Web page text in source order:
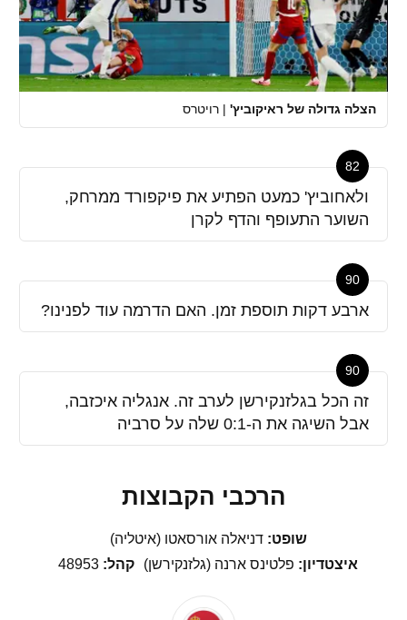
הצלה גדולה של ראיקוביץ' | רויטרס
82
ולאחוביץ' כמעט הפתיע את פיקפורד ממרחק,
השוער התעופף והדף לקרן
90
ארבע דקות תוספת זמן. האם הדרמה עוד לפנינו?
90
זה הכל בגלזנקירשן לערב זה. אנגליה איכזבה,
אבל השיגה את ה-0:1 שלה על סרביה
הרכבי הקבוצות
שופט:דניאלה אורסאטו (איטליה)
איצטדיון: פלטינס ארנה (גלזנקירשן) קהל: 48953